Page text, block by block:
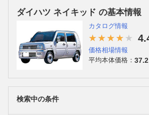
ダイハツ ネイキッド の基本情報
カタログ情報
価格相場情報
平均本体価格： 37.2
検索中の条件